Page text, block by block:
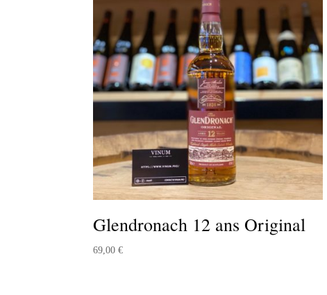
Glendronach 12 ans Original
69,00€